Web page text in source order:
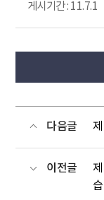
게시기간 : 11.7.1
다음글
이전글